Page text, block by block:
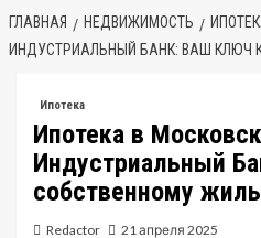
ГЛАВНАЯ НЕДВИЖИМОСТЬ
ИНДУСТРИАЛЬНЫЙ БАНК: ВАШ КЛЮЧ
Ипотека
Ипотека в
Индустриальный
собственному
Redactor 21 апреля 2025